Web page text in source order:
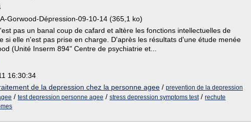
Gorwood-Dépression-09-10-14 (365,1 ko)
pas un banal coup de cafard et altère les fonctions intellectuelles de
si elle n'est pas prise en charge. D'après les résultats d'une étude menée
(Unité Inserm 894" Centre de psychiatrie et...
16:30:34
de la depression chez la personne agee / prevention de la depression
/ test depression personne agee / stress depression symptoms test/ rechute